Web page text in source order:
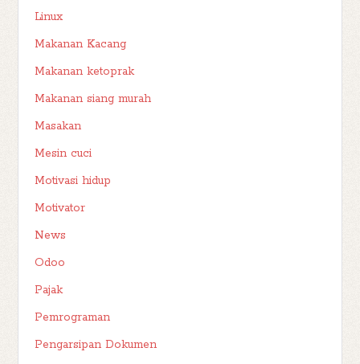
Linux
Makanan Kacang
Makanan ketoprak
Makanan siang murah
Masakan
Mesin cuci
Motivasi hidup
Motivator
News
Odoo
Pajak
Pemrograman
Pengarsipan Dokumen